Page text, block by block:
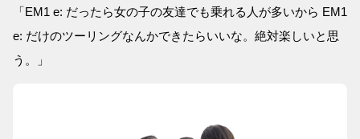
「EM1 e: だったら女の子の友達でも乗れる人が多いから EM1
e: だけのツーリングなんかできたらいいな。絶対楽しいと思
う。」